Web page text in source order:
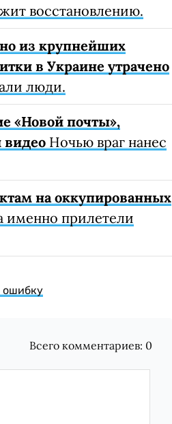
восстановлению.
из крупнейших
в Украине утрачено
люди.
«Новой почты»,
видео Ночью враг нанес
на оккупированных
именно прилетели
ошибку
Всего комментариев: 0